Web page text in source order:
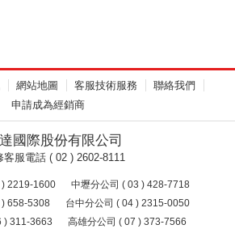
網站地圖 客服技術服務
聯絡我們
申請成為經銷商
國際股份有限公司
客服電話 ( 02 ) 2602-8111
) 2219-1600
中壢分公司 ( 03 ) 428-7718
658-5308
台中分公司 ( 04 ) 2315-0050
) 311-3663
高雄分公司 ( 07 ) 373-7566